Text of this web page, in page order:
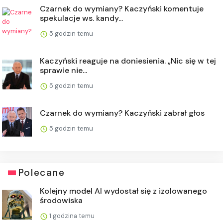
Czarnek do wymiany? Kaczyński komentuje
spekulacje ws. kandy...
5 godzin temu
Kaczyński reaguje na doniesienia. „Nic się w tej
sprawie nie...
5 godzin temu
Czarnek do wymiany? Kaczyński zabrał głos
5 godzin temu
Polecane
Kolejny model AI wydostał się z izolowanego
środowiska
1 godzina temu